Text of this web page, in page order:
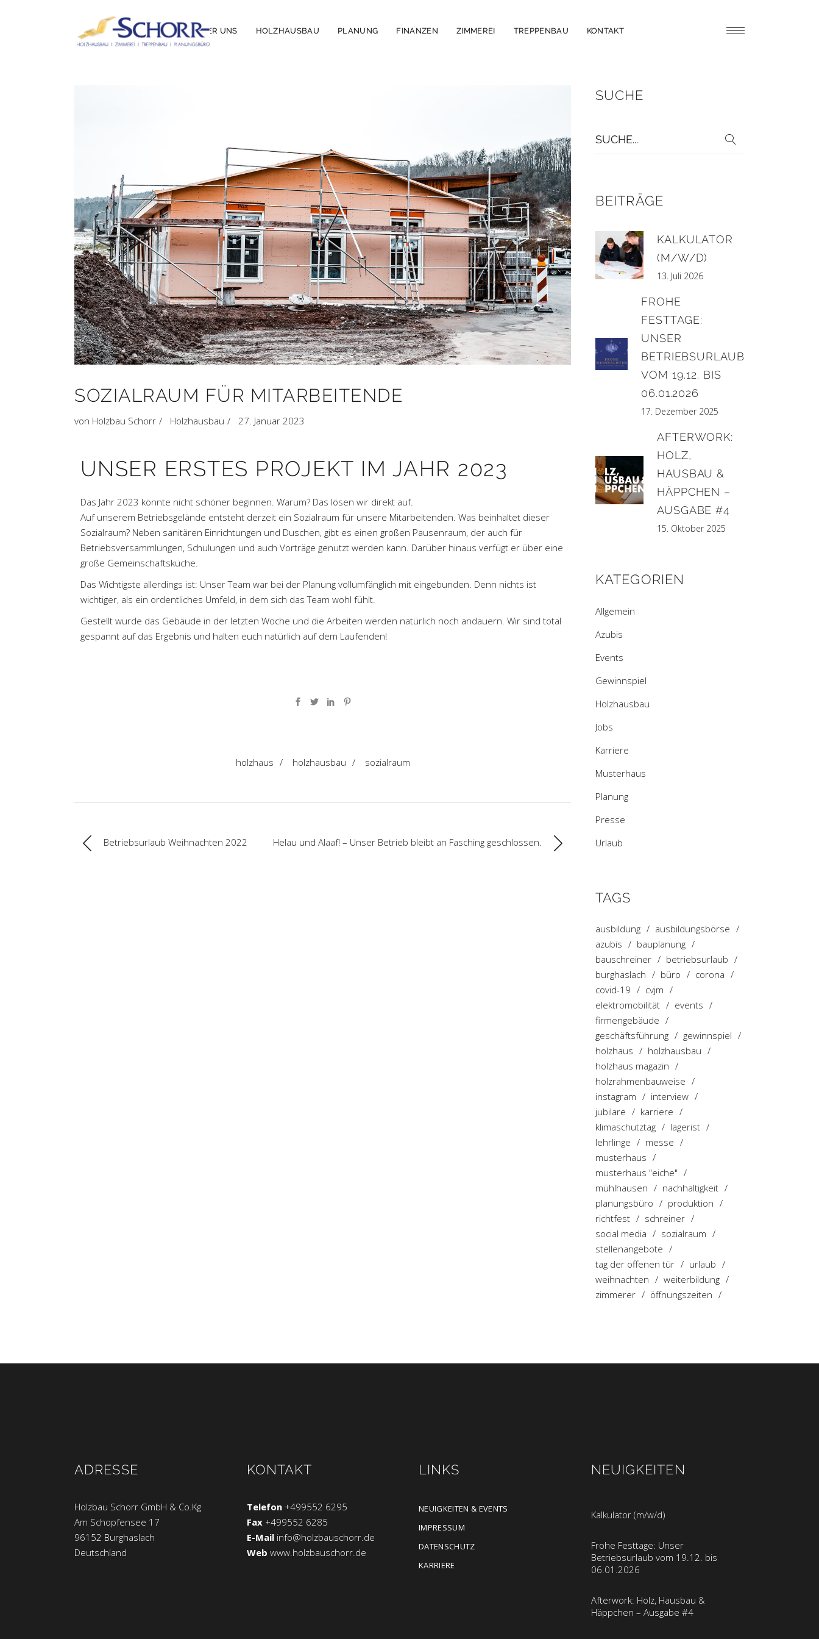
ÜBER UNS HOLZHAUSBAU PLANUNG FINANZEN ZIMMEREI TREPPENBAU KONTAKT
SOZIALRAUM FÜR MITARBEITENDE
von Holzbau Schorr Holzhausbau 27. Januar 2023
UNSER ERSTES PROJEKT IM JAHR 2023
Das Jahr 2023 könnte nicht schöner beginnen. Warum? Das lösen wir direkt auf.
Auf unserem Betriebsgelände entsteht derzeit ein Sozialraum für unsere Mitarbeitenden. Was beinhaltet dieser
Sozialraum? Neben sanitären Einrichtungen und Duschen, gibt es einen großen Pausenraum, der auch für
Betriebsversammlungen, Schulungen und auch Vorträge genutzt werden kann. Darüber hinaus verfügt er über eine
große Gemeinschaftsküche.
Das Wichtigste allerdings ist: Unser Team war bei der Planung vollumfänglich mit eingebunden. Denn nichts ist
wichtiger, als ein ordentliches Umfeld, in dem sich das Team wohl fühlt.
Gestellt wurde das Gebäude in der letzten Woche und die Arbeiten werden natürlich noch andauern. Wir sind total
gespannt auf das Ergebnis und halten euch natürlich auf dem Laufenden!
holzhaus / holzhausbau / sozialraum
Betriebsurlaub Weihnachten 2022 Helau und Alaaf! – Unser Betrieb bleibt an Fasching geschlossen.
SUCHE
BEITRÄGE
KALKULATOR
(M/W/D)
13. Juli 2026
FROHE
FESTTAGE:
UNSER
BETRIEBSURLAUB
VOM 19.12. BIS
06.01.2026
17. Dezember 2025
AFTERWORK:
HOLZ,
HAUSBAU &
HÄPPCHEN –
AUSGABE #4
15. Oktober 2025
KATEGORIEN
Allgemein
Azubis
Events
Gewinnspiel
Holzhausbau
Jobs
Karriere
Musterhaus
Planung
Presse
Urlaub
TAGS
ausbildung
ausbildungsbörse
azubis
bauplanung
bauschreiner
betriebsurlaub
burghaslach
büro
corona
covid-19
cvjm
elektromobilität
events
firmengebäude
geschäftsführung
gewinnspiel
holzhaus
holzhausbau
holzhaus magazin
holzrahmenbauweise
instagram
interview
jubilare
karriere
klimaschutztag
lagerist
lehrlinge
messe
musterhaus
musterhaus "eiche"
mühlhausen
nachhaltigkeit
planungsbüro
produktion
richtfest
schreiner
social media
sozialraum
stellenangebote
tag der offenen tür
urlaub
weihnachten
weiterbildung
zimmerer
öffnungszeiten
ADRESSE
Holzbau Schorr GmbH & Co.Kg
Am Schopfensee 17
96152 Burghaslach
Deutschland
KONTAKT
Telefon +499552 6295
Fax+499552 6285
E-Mail info@holzbauschorr.de
Web www.holzbauschorr.de
LINKS
NEUIGKEITEN & EVENTS
IMPRESSUM
DATENSCHUTZ
KARRIERE
NEUIGKEITEN
Kalkulator (m/w/d)
Frohe Festtage: Unser
Betriebsurlaub vom 19.12. bis
06.01.2026
Afterwork: Holz, Hausbau &
Häppchen – Ausgabe #4